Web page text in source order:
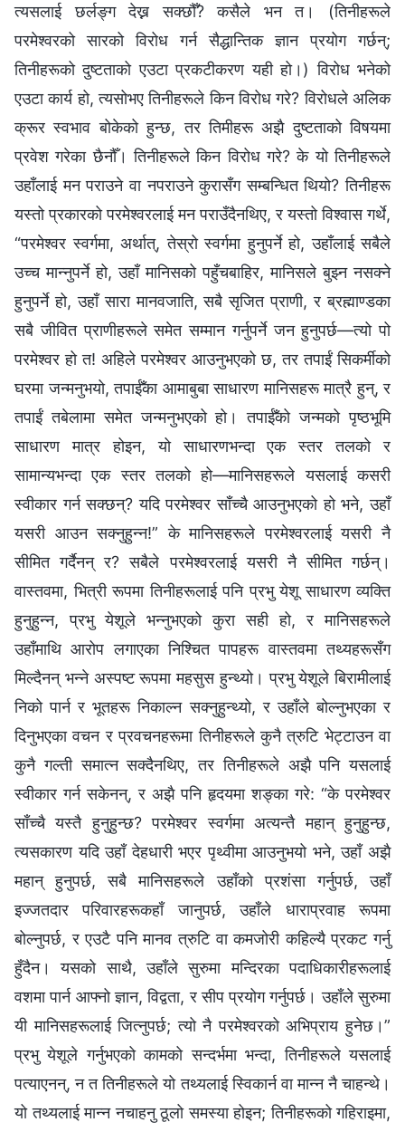
त्यसलाई छर्लङ्ग देख्न सक्छौँ? कसैले भन त। (तिनीहरूले
परमेश्‍वरको सारको विरोध गर्न सैद्धान्तिक ज्ञान प्रयोग गर्छन्;
तिनीहरूको दुष्टताको एउटा प्रकटीकरण यही हो।) विरोध भनेको
एउटा कार्य हो, त्यसोभए तिनीहरूले किन विरोध गरे? विरोधले अलिक
क्रूर स्वभाव बोकेको हुन्छ, तर तिमीहरू अझै दुष्टताको विषयमा
प्रवेश गरेका छैनौँ। तिनीहरूले किन विरोध गरे? के यो तिनीहरूले
उहाँलाई मन पराउने वा नपराउने कुरासँग सम्बन्धित थियो? तिनीहरू
यस्तो प्रकारको परमेश्‍वरलाई मन पराउँदैनथिए, र यस्तो विश्‍वास गर्थे,
“परमेश्‍वर स्वर्गमा, अर्थात्, तेस्रो स्वर्गमा हुनुपर्ने हो, उहाँलाई सबैले
उच्च मान्नुपर्ने हो, उहाँ मानिसको पहुँचबाहिर, मानिसले बुझ्‍न नसक्ने
हुनुपर्ने हो, उहाँ सारा मानवजाति, सबै सृजित प्राणी, र ब्रह्माण्डका
सबै जीवित प्राणीहरूले समेत सम्मान गर्नुपर्ने जन हुनुपर्छ—त्यो पो
परमेश्‍वर हो त! अहिले परमेश्‍वर आउनुभएको छ, तर तपाईं सिकर्मीको
घरमा जन्‍मनुभयो, तपाईँका आमाबुबा साधारण मानिसहरू मात्रै हुन्, र
तपाईं तबेलामा समेत जन्‍मनुभएको हो। तपाईँको जन्मको पृष्ठभूमि
साधारण मात्र होइन, यो साधारणभन्दा एक स्तर तलको र
सामान्यभन्दा एक स्तर तलको हो—मानिसहरूले यसलाई कसरी
स्वीकार गर्न सक्छन्? यदि परमेश्‍वर साँच्‍चै आउनुभएको हो भने, उहाँ
यसरी आउन सक्नुहुन्न!” के मानिसहरूले परमेश्‍वरलाई यसरी नै
सीमित गर्दैनन् र? सबैले परमेश्‍वरलाई यसरी नै सीमित गर्छन्।
वास्तवमा, भित्री रूपमा तिनीहरूलाई पनि प्रभु येशू साधारण व्यक्ति
हुनुहुन्न, प्रभु येशूले भन्‍नुभएको कुरा सही हो, र मानिसहरूले
उहाँमाथि आरोप लगाएका निश्चित पापहरू वास्तवमा तथ्यहरूसँग
मिल्दैनन् भन्‍ने अस्पष्ट रूपमा महसुस हुन्थ्यो। प्रभु येशूले बिरामीलाई
निको पार्न र भूतहरू निकाल्न सक्नुहुन्थ्यो, र उहाँले बोल्नुभएका र
दिनुभएका वचन र प्रवचनहरूमा तिनीहरूले कुनै त्रुटि भेट्टाउन वा
कुनै गल्ती समात्न सक्दैनथिए, तर तिनीहरूले अझै पनि यसलाई
स्वीकार गर्न सकेनन्, र अझै पनि हृदयमा शङ्का गरे: “के परमेश्‍वर
साँच्‍चै यस्तै हुनुहुन्छ? परमेश्‍वर स्वर्गमा अत्यन्तै महान् हुनुहुन्छ,
त्यसकारण यदि उहाँ देहधारी भएर पृथ्वीमा आउनुभयो भने, उहाँ अझै
महान् हुनुपर्छ, सबै मानिसहरूले उहाँको प्रशंसा गर्नुपर्छ, उहाँ
इज्जतदार परिवारहरूकहाँ जानुपर्छ, उहाँले धाराप्रवाह रूपमा
बोल्नुपर्छ, र एउटै पनि मानव त्रुटि वा कमजोरी कहिल्यै प्रकट गर्नु
हुँदैन। यसको साथै, उहाँले सुरुमा मन्दिरका पदाधिकारीहरूलाई
वशमा पार्न आफ्नो ज्ञान, विद्वता, र सीप प्रयोग गर्नुपर्छ। उहाँले सुरुमा
यी मानिसहरूलाई जित्नुपर्छ; त्यो नै परमेश्‍वरको अभिप्राय हुनेछ।”
प्रभु येशूले गर्नुभएको कामको सन्दर्भमा भन्दा, तिनीहरूले यसलाई
पत्याएनन्, न त तिनीहरूले यो तथ्यलाई स्विकार्न वा मान्‍न नै चाहन्थे।
यो तथ्यलाई मान्न नचाहनु ठूलो समस्या होइन; तिनीहरूको गहिराइमा,